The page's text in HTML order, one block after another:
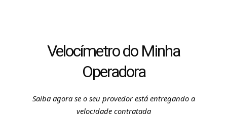
Velocímetro do Minha
Operadora
Saiba agora se o seu provedor está entregando a
velocidade contratada